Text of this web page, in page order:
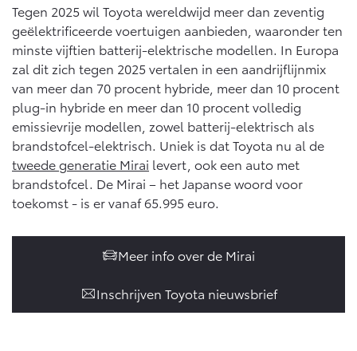
Tegen 2025 wil Toyota wereldwijd meer dan zeventig
geëlektrificeerde voertuigen aanbieden, waaronder ten
minste vijftien batterij-elektrische modellen. In Europa
zal dit zich tegen 2025 vertalen in een aandrijflijnmix
van meer dan 70 procent hybride, meer dan 10 procent
plug-in hybride en meer dan 10 procent volledig
emissievrije modellen, zowel batterij-elektrisch als
brandstofcel-elektrisch. Uniek is dat Toyota nu al de
tweede generatie Mirai levert, ook een auto met
brandstofcel. De Mirai – het Japanse woord voor
toekomst - is er vanaf 65.995 euro.
Meer info over de Mirai
Inschrijven Toyota nieuwsbrief